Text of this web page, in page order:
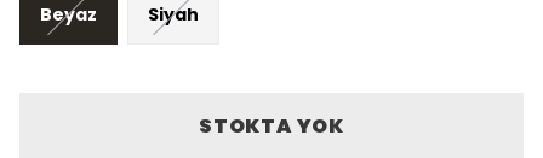
Beyaz Siyah
STOKTA YOK